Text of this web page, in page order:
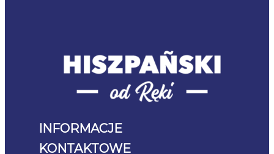
INFORMACJE
KONTAKTOWE